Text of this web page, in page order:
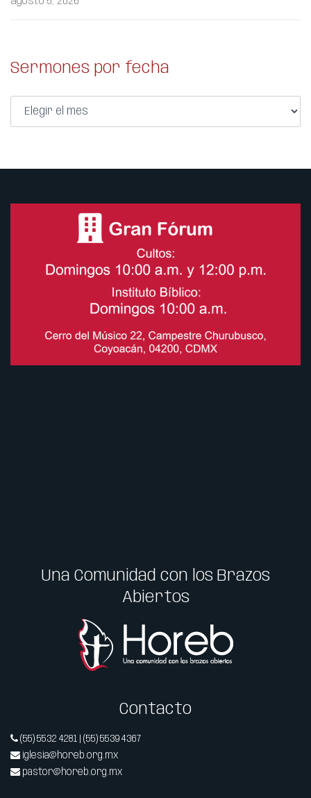
Sermones por fecha
Una Comunidad con los Brazos
Abiertos
Contacto
(55) 5532 4281 | (55) 5539 4367
iglesia@horeb.org.mx
pastor@horeb.org.mx